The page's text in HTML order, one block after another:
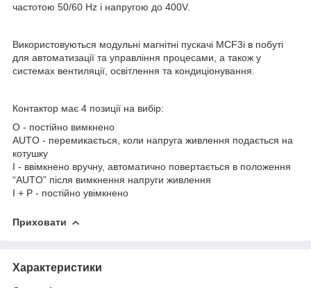
частотою 50/60 Hz і напругою до 400V.
Використовуються модульні магнітні пускачі MCF3i в побуті
для автоматизації та управління процесами, а також у
системах вентиляції, освітлення та кондиціонування.
Контактор має 4 позиції на вибір:
O - постійно вимкнено
AUTO - перемикається, коли напруга живлення подається на
котушку
I - ввімкнено вручну, автоматично повертається в положення
“AUTO” після вимкнення напруги живлення
I + P - постійно увімкнено
Приховати
Характеристики